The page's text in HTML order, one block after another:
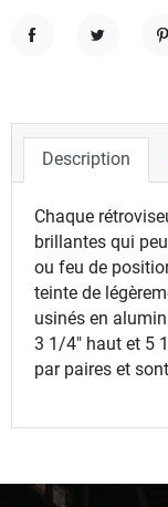
Description
Chaque
brillantes qui
ou feu de
teinte de
usinés en
3 1/4" haut et 5
par paires et